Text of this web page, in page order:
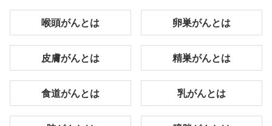
喉頭がんとは 卵巣がんとは
皮膚がんとは 精巣がんとは
食道がんとは 乳がんとは